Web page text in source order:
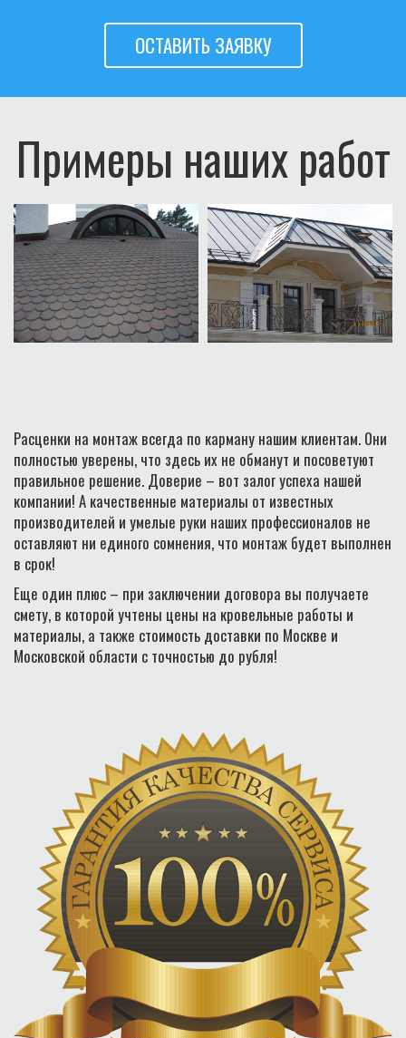
ОСТАВИТЬ ЗАЯВКУ
Примеры наших работ
Расценки на монтаж всегда по карману нашим клиентам. Они
полностью уверены, что здесь их не обманут и посоветуют
правильное решение. Доверие – вот залог успеха нашей
компании! А качественные материалы от известных
производителей и умелые руки наших профессионалов не
оставляют ни единого сомнения, что монтаж будет выполнен
в срок!
Еще один плюс – при заключении договора вы получаете
смету, в которой учтены цены на кровельные работы и
материалы, а также стоимость доставки по Москве и
Московской области с точностью до рубля!